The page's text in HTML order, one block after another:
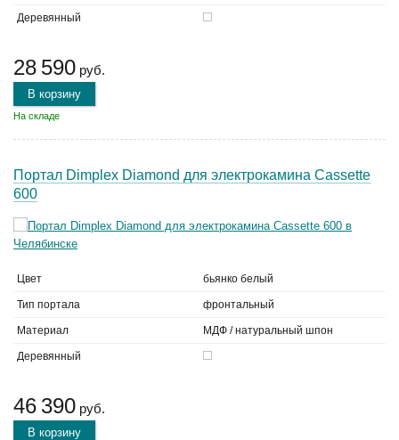
Деревянный
28 590 руб.
В корзину
На складе
Портал Dimplex Diamond для электрокамина Cassette
600
Цвет бьянко белый
Тип портала фронтальный
Материал МДФ / натуральный шпон
Деревянный
46 390 руб.
В корзину